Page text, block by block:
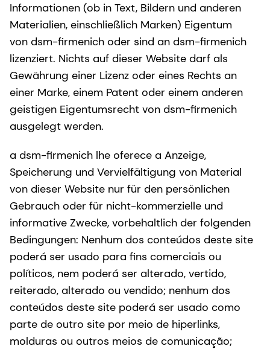
Informationen (ob in Text, Bildern und anderen
Materialien, einschließlich Marken) Eigentum
von dsm-firmenich oder sind an dsm-firmenich
lizenziert. Nichts auf dieser Website darf als
Gewährung einer Lizenz oder eines Rechts an
einer Marke, einem Patent oder einem anderen
geistigen Eigentumsrecht von dsm-firmenich
ausgelegt werden.
a dsm-firmenich lhe oferece a Anzeige,
Speicherung und Vervielfältigung von Material
von dieser Website nur für den persönlichen
Gebrauch oder für nicht-kommerzielle und
informative Zwecke, vorbehaltlich der folgenden
Bedingungen: Nenhum dos conteúdos deste site
poderá ser usado para fins comerciais ou
políticos, nem poderá ser alterado, vertido,
reiterado, alterado ou vendido; nenhum dos
conteúdos deste site poderá ser usado como
parte de outro site por meio de hiperlinks,
molduras ou outros meios de comunicação;